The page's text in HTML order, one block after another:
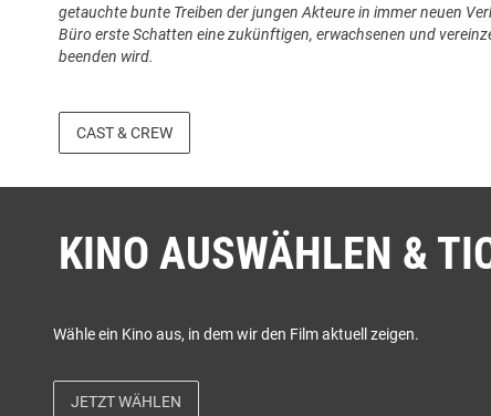
getauchte bunte Treiben der jungen Akteure in immer neuen
Büro erste Schatten eine zukünftigen, erwachsenen und
beenden wird.
einer Theaterbühne werden Stationen seines Ringens mit
verdammen.
CAST & CREW
KINO AUSWÄHLEN &
Wähle ein Kino aus, in dem wir den Film aktuell zeigen.
JETZT WÄHLEN